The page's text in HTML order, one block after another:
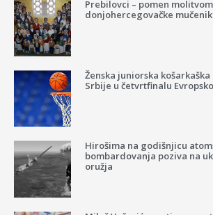
Prebilovci – pomen
donjohercegovačke
Ženska juniorska
Srbije u četvrtfinalu
Hirošima na godišnjicu
bombardovanja poziva na
oružja